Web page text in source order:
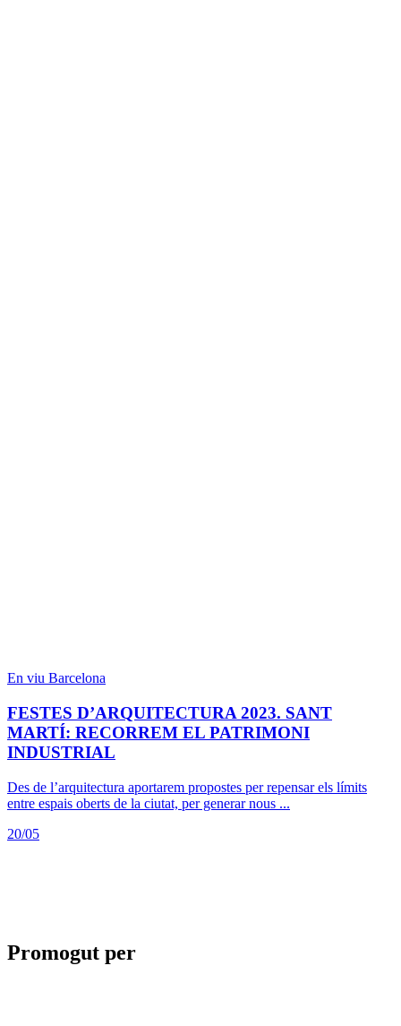
En viu Barcelona
FESTES D’ARQUITECTURA 2023. SANT
MARTÍ: RECORREM EL PATRIMONI
INDUSTRIAL
Des de l’arquitectura aportarem propostes per repensar els límits
entre espais oberts de la ciutat, per generar nous ...
20/05
Promogut per